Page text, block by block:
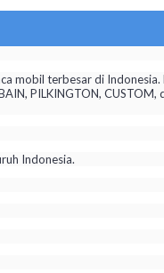
mobil terbesar di
PILKINGTON,
Indonesia.